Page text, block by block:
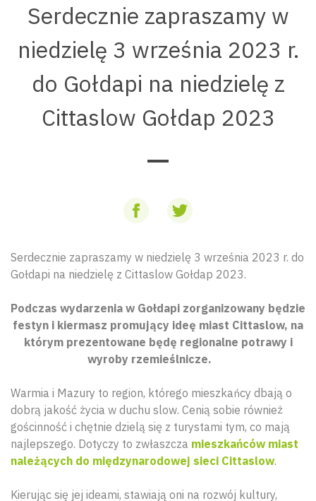
Serdecznie zapraszamy w
niedzielę 3 września 2023 r.
do Gołdapi na niedzielę z
Cittaslow Gołdap 2023
Serdecznie zapraszamy w niedzielę 3 września 2023 r. do
Gołdapi na niedzielę z Cittaslow Gołdap 2023.
Podczas wydarzenia w Gołdapi zorganizowany będzie
festyn i kiermasz promujący ideę miast Cittaslow, na
którym prezentowane będę regionalne potrawy i
wyroby rzemieślnicze.
Warmia i Mazury to region, którego mieszkańcy dbają o
dobrą jakość życia w duchu slow. Cenią sobie również
gościnność i chętnie dzielą się z turystami tym, co mają
najlepszego. Dotyczy to zwłaszcza mieszkańców miast
należących do międzynarodowej sieci Cittaslow.
Kierując się jej ideami, stawiają oni na rozwój kultury,